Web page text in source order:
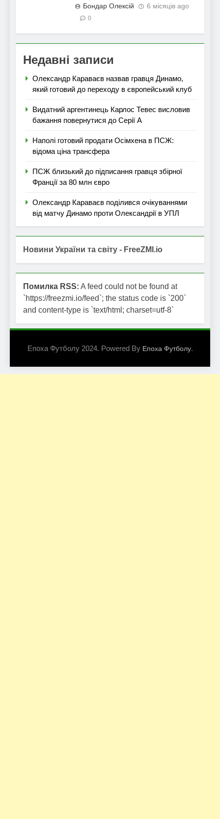
Бондар Олексій 6 місяців ago
0
Недавні записи
Олександр Караваєв назвав гравця Динамо,
який готовий до переходу в європейський клуб
Видатний аргентинець Карлос Тевес висловив
бажання повернутися до Серії А
Наполі готовий продати Осімхена в ПСЖ:
відома ціна трансфера
ПСЖ близький до підписання гравця збірної
Франції за 80 млн євро
Олександр Караваєв поділився очікуваннями
від матчу Динамо проти Олександрії в УПЛ
Новини України та світу - FreeZMI.io
Помилка RSS: A feed could not be found at
`https://freezmi.io/feed`; the status code is `200`
and content-type is `text/html; charset=utf-8`
Епоха Футболу 2024. Powered By Епоха Футболу.